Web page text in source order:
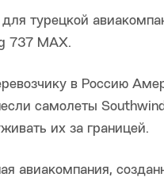
турецкой
737 MAX.
в Россию
самолеты
их за границей.
авиакомпания,